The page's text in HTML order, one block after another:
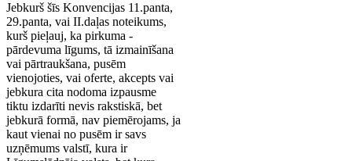
Jebkurš šīs Konvencijas 11.panta,
29.panta, vai II.daļas noteikums,
kurš pieļauj, ka pirkuma -
pārdevuma līgums, tā izmainīšana
vai pārtraukšana, pusēm
vienojoties, vai oferte, akcepts vai
jebkura cita nodoma izpausme
tiktu izdarīti nevis rakstiskā, bet
jebkurā formā, nav piemērojams, ja
kaut vienai no pusēm ir savs
uzņēmums valstī, kura ir